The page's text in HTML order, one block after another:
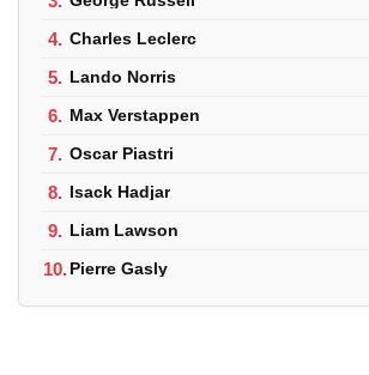
4. Charles Leclerc
5. Lando Norris
6. Max Verstappen
7. Oscar Piastri
8. Isack Hadjar
9. Liam Lawson
10.Pierre Gasly